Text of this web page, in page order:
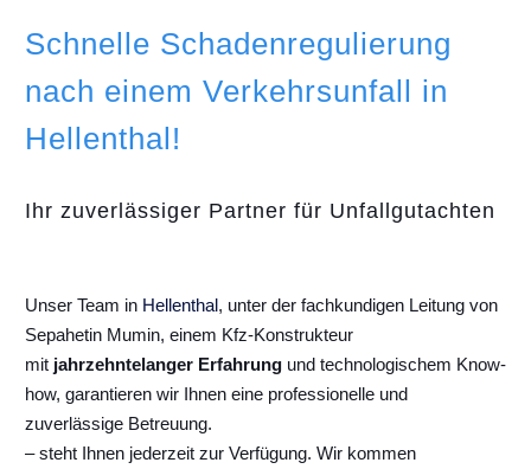
Schnelle Schadenregulierung
nach einem Verkehrsunfall in
Hellenthal!
Ihr zuverlässiger Partner für Unfallgutachten
Unser Team in Hellenthal, unter der fachkundigen Leitung von
Sepahetin Mumin, einem Kfz-Konstrukteur
mit jahrzehntelanger Erfahrung und technologischem Know-
how, garantieren wir Ihnen eine professionelle und
zuverlässige Betreuung.
– steht Ihnen jederzeit zur Verfügung. Wir kommen